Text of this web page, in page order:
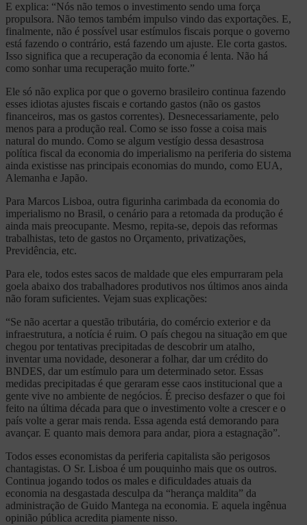
E explica: “Nós não temos o investimento sendo uma força
propulsora. Não temos também impulso vindo das exportações. E,
finalmente, não é possível usar estímulos fiscais porque o governo
está fazendo o contrário, está fazendo um ajuste. Ele corta gastos.
Isso significa que a recuperação da economia é lenta. Não há
como sonhar uma recuperação muito forte.”
Ele só não explica por que o governo brasileiro continua fazendo
esses idiotas ajustes fiscais e cortando gastos (não os gastos
financeiros, mas os gastos correntes). Desnecessariamente, pelo
menos para a produção real. Como se isso fosse a coisa mais
natural do mundo. Como se algum vestígio dessa desastrosa
política fiscal da economia do imperialismo na periferia do sistema
ainda existisse nas principais economias do mundo, como EUA,
Alemanha e Japão.
Para Marcos Lisboa, outra figurinha carimbada da economia do
imperialismo no Brasil, o cenário para a retomada da produção é
ainda mais preocupante. Mesmo, repita-se, depois das reformas
trabalhistas, teto de gastos no Orçamento, privatizações,
Previdência, etc.
Para ele, todos estes sacos de maldade que eles empurraram pela
goela abaixo dos trabalhadores produtivos nos últimos anos ainda
não foram suficientes. Vejam suas explicações:
“Se não acertar a questão tributária, do comércio exterior e da
infraestrutura, a notícia é ruim. O país chegou na situação em que
chegou por tentativas precipitadas de descobrir um atalho,
inventar uma novidade, desonerar a folhar, dar um crédito do
BNDES, dar um estímulo para um determinado setor. Essas
medidas precipitadas é que geraram esse caos institucional que a
gente vive no ambiente de negócios. É preciso desfazer o que foi
feito na última década para que o investimento volte a crescer e o
país volte a gerar mais renda. Essa agenda está demorando para
avançar. E quanto mais demora para andar, piora a estagnação”.
Todos esses economistas da periferia capitalista são perigosos
chantagistas. O Sr. Lisboa é um pouquinho mais que os outros.
Continua jogando todos os males e dificuldades atuais da
economia na desgastada desculpa da “herança maldita” da
administração de Guido Mantega na economia. E aquela ingênua
opinião pública acredita piamente nisso.